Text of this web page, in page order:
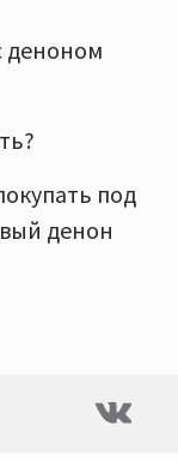
деноном
под
денон